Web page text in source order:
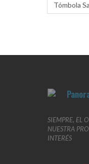
Tómbola
SIEMPRE, EL
NUESTRA
INTERÉS